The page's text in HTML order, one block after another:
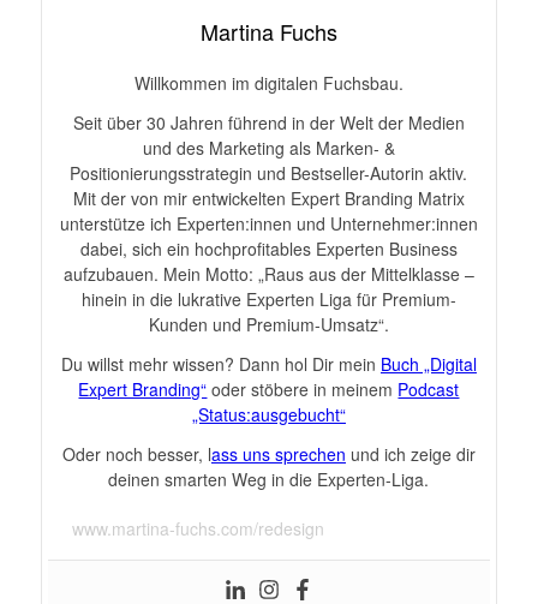
Martina Fuchs
Willkommen im digitalen Fuchsbau.
Seit über 30 Jahren führend in der Welt der Medien
und des Marketing als Marken- &
Positionierungsstrategin und Bestseller-Autorin aktiv.
Mit der von mir entwickelten Expert Branding Matrix
unterstütze ich Experten:innen und Unternehmer:innen
dabei, sich ein hochprofitables Experten Business
aufzubauen. Mein Motto: „Raus aus der Mittelklasse –
hinein in die lukrative Experten Liga für Premium-
Kunden und Premium-Umsatz“.
Du willst mehr wissen? Dann hol Dir mein Buch „Digital
Expert Branding“ oder stöbere in meinem Podcast
„Status:ausgebucht“
Oder noch besser, lass uns sprechen und ich zeige dir
deinen smarten Weg in die Experten-Liga.
www.martina-fuchs.com/redesign